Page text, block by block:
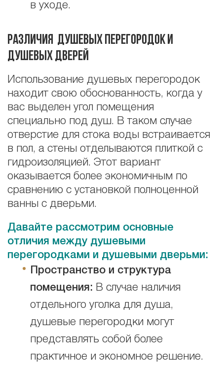
в уходе.
Различия душевых перегородок и
душевых дверей
Использование душевых перегородок
находит свою обоснованность, когда у
вас выделен угол помещения
специально под душ. В таком случае
отверстие для стока воды встраивается
в пол, а стены отделываются плиткой с
гидроизоляцией. Этот вариант
оказывается более экономичным по
сравнению с установкой полноценной
ванны с дверьми.
Давайте рассмотрим основные
отличия между душевыми
перегородками и душевыми дверьми:
Пространство и структура
помещения: В случае наличия
отдельного уголка для душа,
душевые перегородки могут
представлять собой более
практичное и экономное решение.